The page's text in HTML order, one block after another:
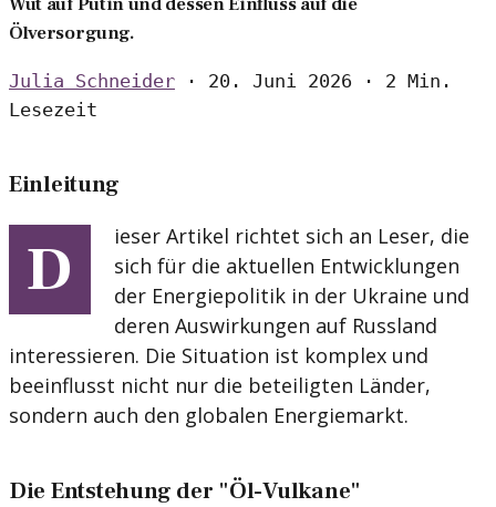
Ölversorgung.
Julia Schneider · 20. Juni 2026 · 2 Min.
Lesezeit
Einleitung
D
ieser Artikel richtet sich an Leser, die
sich für die aktuellen Entwicklungen
der Energiepolitik in der Ukraine und
deren Auswirkungen auf Russland
interessieren. Die Situation ist komplex und
beeinflusst nicht nur die beteiligten Länder,
sondern auch den globalen Energiemarkt.
Die Entstehung der "Öl-Vulkane"